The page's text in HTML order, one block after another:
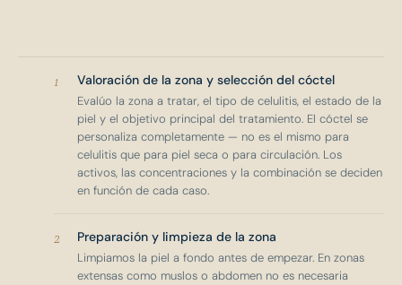
1 Valoración de la zona y selección del cóctel
Evalúo la zona a tratar, el tipo de celulitis, el estado de la
piel y el objetivo principal del tratamiento. El cóctel se
personaliza completamente — no es el mismo para
celulitis que para piel seca o para circulación. Los
activos, las concentraciones y la combinación se deciden
en función de cada caso.
2 Preparación y limpieza de la zona
Limpiamos la piel a fondo antes de empezar. En zonas
extensas como muslos o abdomen no es necesaria